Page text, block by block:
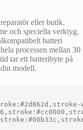
eller butik.
och speciella verktyg.
batteri
processen mellan 30
tar ett batteribyte på
modell.